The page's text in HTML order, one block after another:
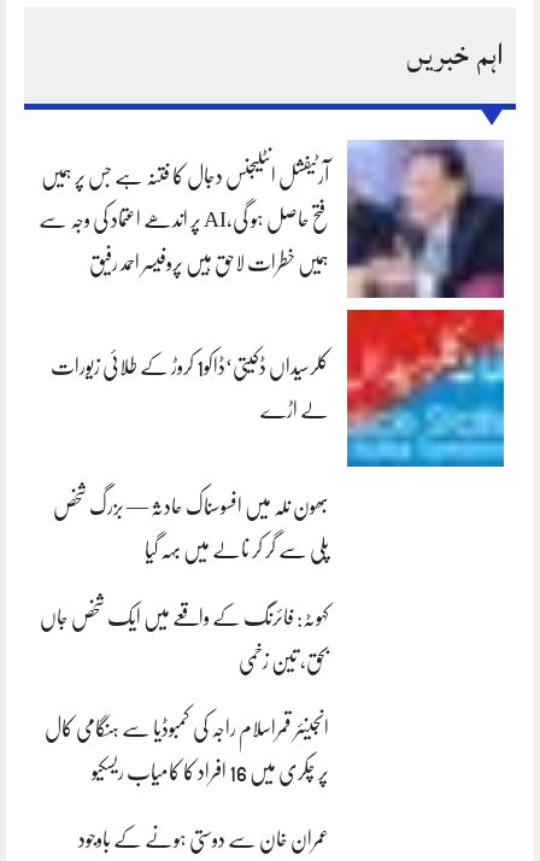
اہم خبریں
آرٹیفشل انٹلیجنس دجال کا فتنہ ہے جس پر ہمیں
فتح حاصل ہو گی،AI پر اندھے اعتماد کی وجہ سے
ہمیں خطرات لاحق ہیں پروفیسر احمد رفیق
کلرسیداں ڈکیتی‘ڈاکو1 کروڑ کے طلائی زیورات
لے اڑے
بھون نلہ میں افسوسناک حادثہ — بزرگ شخص
پلی سے گر کر نالے میں بہہ گیا
کہوٹہ: فائرنگ کے واقعے میں ایک شخص جاں
بحق، تین زخمی
انجینئر قمراسلام راجہ کی کمبوڈیا سے ہنگامی کال
پر چکری میں 16 افراد کا کامیاب ریسکیو
عمران خان سے دوستی ہونے کے باوجود